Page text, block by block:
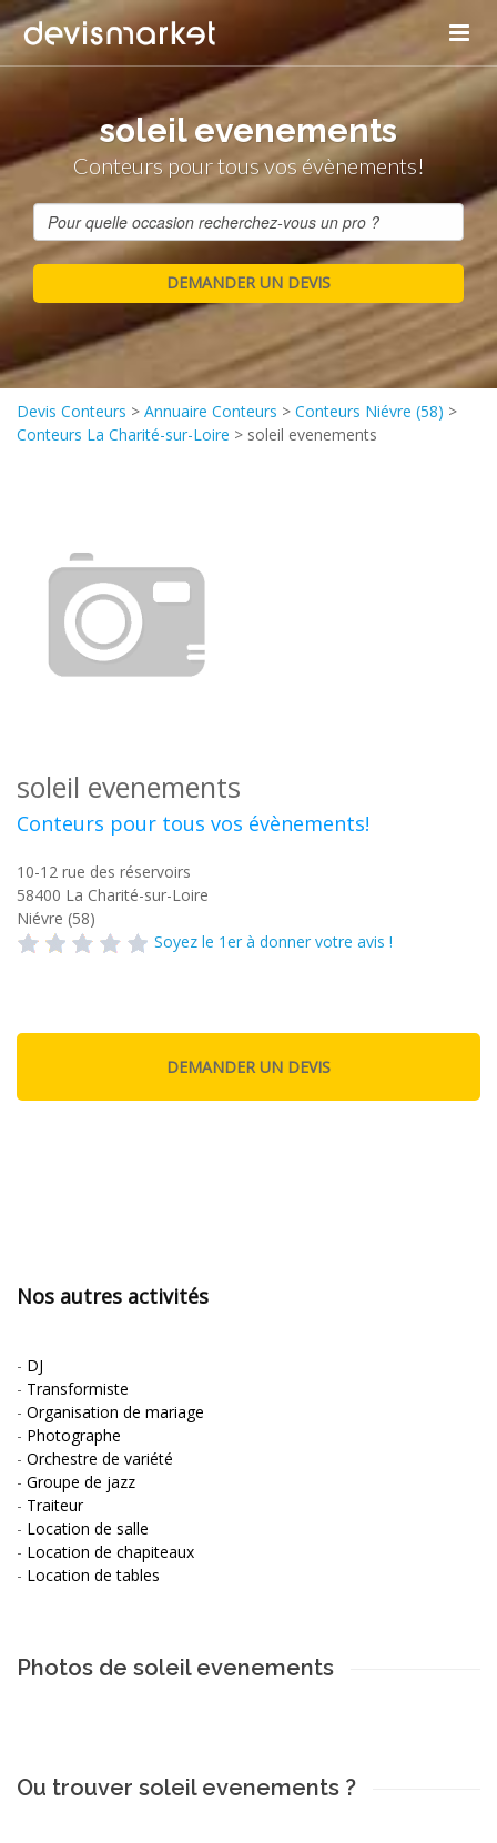
soleil evenements
Conteurs pour tous vos évènements!
Devis Conteurs > Annuaire Conteurs > Conteurs Niévre (58) >
Conteurs La Charité-sur-Loire > soleil evenements
soleil evenements
Conteurs pour tous vos évènements!
10-12 rue des réservoirs
58400 La Charité-sur-Loire
Niévre (58)
Soyez le 1er à donner votre avis !
Nos autres activités
- DJ
- Transformiste
- Organisation de mariage
- Photographe
- Orchestre de variété
- Groupe de jazz
- Traiteur
- Location de salle
- Location de chapiteaux
- Location de tables
Photos de soleil evenements
Ou trouver soleil evenements ?